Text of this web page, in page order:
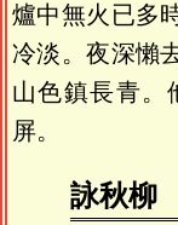
爐中無火已多
冷淡。夜深懶
山色鎮長青。
屏。
詠秋柳